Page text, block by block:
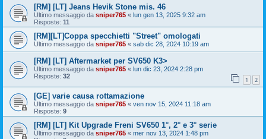
[RM] [LT] Jeans Hevik Stone mis. 46
Ultimo messaggio da sniper765 « lun gen 13, 2025 9:32 am
Risposte: 11
[RM][LT]Coppa specchietti "Street" omologati
Ultimo messaggio da sniper765 « sab dic 28, 2024 10:19 am
[RM] [LT] Aftermarket per SV650 K3>
Ultimo messaggio da sniper765 « lun dic 23, 2024 2:28 pm
Risposte: 32 1 2
[GE] varie causa rottamazione
Ultimo messaggio da sniper765 « ven nov 15, 2024 11:18 am
Risposte: 9
[RM] [LT] Kit Upgrade Freni SV650 1°, 2° e 3° serie
Ultimo messaggio da sniper765 « mer nov 13, 2024 1:48 pm